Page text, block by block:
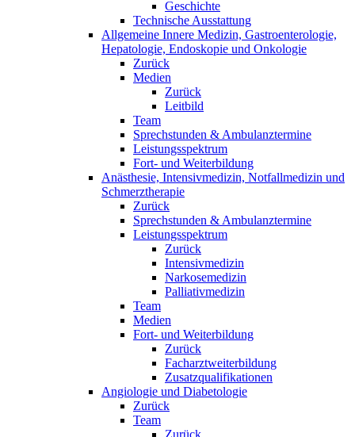
Geschichte
Technische Ausstattung
Allgemeine Innere Medizin, Gastroenterologie,
Hepatologie, Endoskopie und Onkologie
Zurück
Medien
Zurück
Leitbild
Team
Sprechstunden & Ambulanztermine
Leistungsspektrum
Fort- und Weiterbildung
Anästhesie, Intensivmedizin, Notfallmedizin und
Schmerztherapie
Zurück
Sprechstunden & Ambulanztermine
Leistungsspektrum
Zurück
Intensivmedizin
Narkosemedizin
Palliativmedizin
Team
Medien
Fort- und Weiterbildung
Zurück
Facharztweiterbildung
Zusatzqualifikationen
Angiologie und Diabetologie
Zurück
Team
Zurück